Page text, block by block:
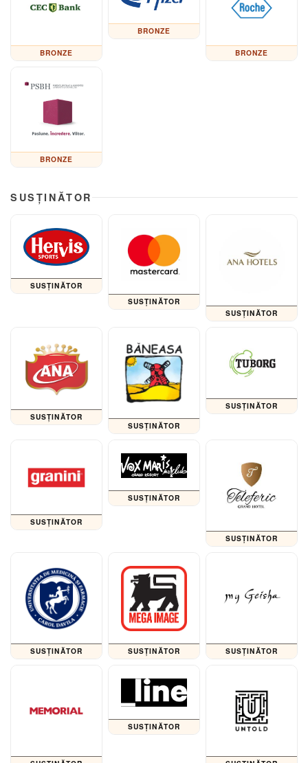
BRONZE
BRONZE
BRONZE
BRONZE
SUSȚINĂTOR
SUSȚINĂTOR
SUSȚINĂTOR
SUSȚINĂTOR
SUSȚINĂTOR
SUSȚINĂTOR
SUSȚINĂTOR
SUSȚINĂTOR
SUSȚINĂTOR
SUSȚINĂTOR
SUSȚINĂTOR SUSȚINĂTOR SUSȚINĂTOR
SUSȚINĂTOR